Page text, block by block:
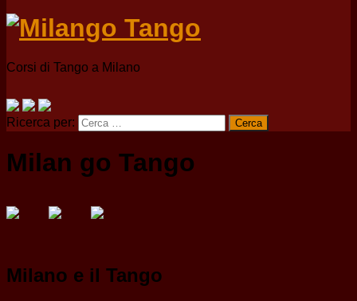
Corsi di Tango a Milano
Ricerca per:
Milan go Tango
Milano e il Tango